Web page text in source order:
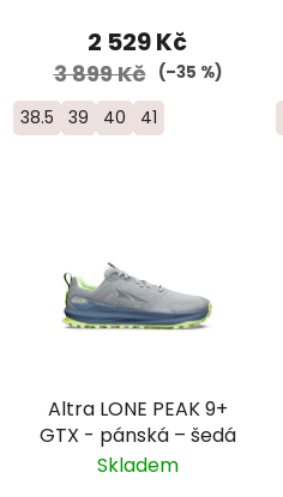
2 529 Kč
3 899 Kč (–35 %)
38.5 39 40 41
Altra LONE PEAK 9+
GTX - pánská – šedá
Skladem